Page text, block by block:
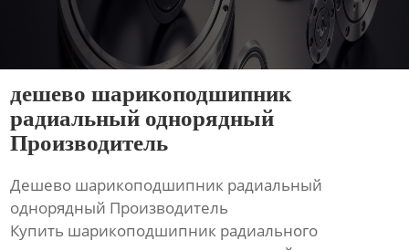
дешево шарикоподшипник
радиальный однорядный
Производитель
Дешево шарикоподшипник радиальный
однорядный Производитель
Купить шарикоподшипник радиального